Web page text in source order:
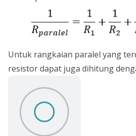
Untuk rangkaian paralel yang
resistor dapat juga dihitung